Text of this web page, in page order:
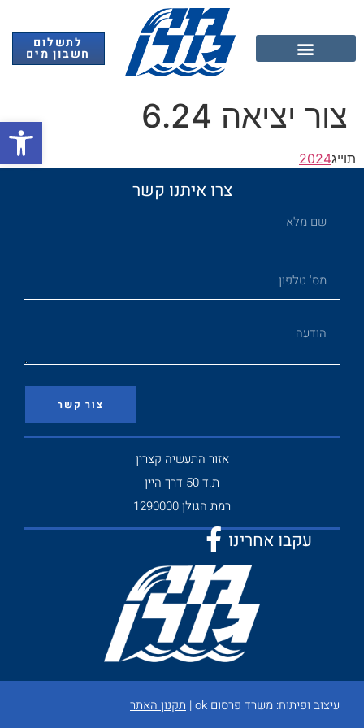
לתשלום
חשבון מים
צור יציאה 6.24
תוייג2024
צרו איתנו קשר
צור קשר
אזור התעשיה קצרין
ת.ד 50 דרך היין
רמת הגולן 1290000
עקבו אחרינו
עיצוב ופיתוח: משרד פרסום ok | תקנון האתר